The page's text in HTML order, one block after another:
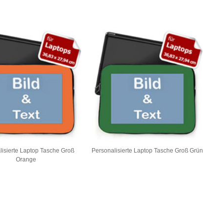
Laptop Tasche Groß
Orange
Personalisierte Laptop Tasche Groß Grün